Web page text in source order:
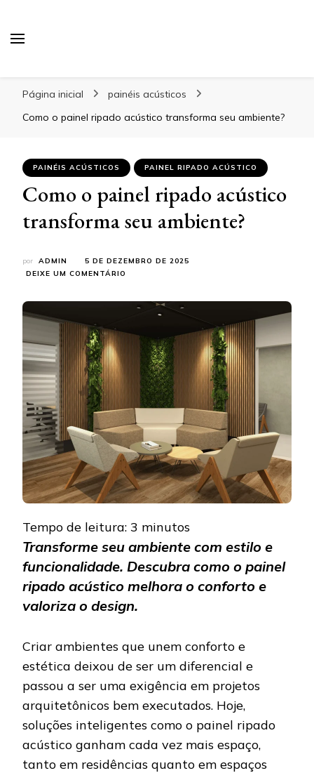
Página inicial
painéis acústicos
Como o painel ripado acústico transforma seu ambiente?
PAINÉIS ACÚSTICOS PAINEL RIPADO ACÚSTICO
Como o painel ripado acústico
transforma seu ambiente?
por ADMIN
5 DE DEZEMBRO DE 2025
DEIXE UM COMENTÁRIO
PAINEL
ACÚSTICO
TRANSFORMA
AMBIENTE?
Tempo de leitura: 3 minutos
Transforme seu ambiente com estilo e
funcionalidade. Descubra como o painel
ripado acústico melhora o conforto e
valoriza o design.
Criar ambientes que unem conforto e
estética deixou de ser um diferencial e
passou a ser uma exigência em projetos
arquitetônicos bem executados. Hoje,
soluções inteligentes como o painel ripado
acústico ganham cada vez mais espaço,
tanto em residências quanto em espaços